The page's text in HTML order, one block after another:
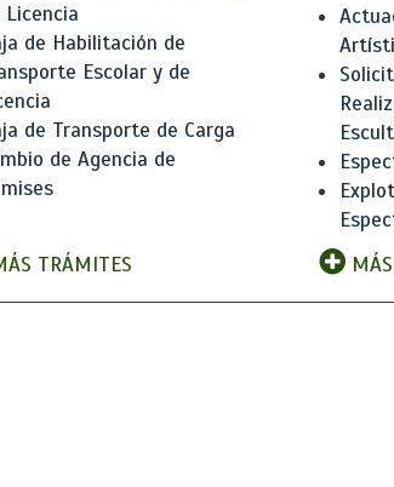
Licencia
de Habilitación de
Escolar y de
de Transporte de Carga
de Agencia de
TRÁMITES
MÁS